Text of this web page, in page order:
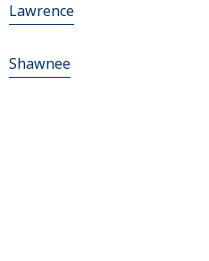
Lawrence
Shawnee